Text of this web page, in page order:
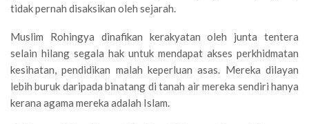
tidak pernah disaksikan oleh sejarah.
Muslim Rohingya dinafikan kerakyatan oleh junta tentera
selain hilang segala hak untuk mendapat akses perkhidmatan
kesihatan, pendidikan malah keperluan asas. Mereka dilayan
lebih buruk daripada binatang di tanah air mereka sendiri hanya
kerana agama mereka adalah Islam.